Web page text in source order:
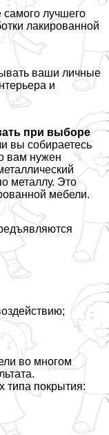
лучшего
лакированной
ваши личные
и
при выборе
вы собираетесь
вам нужен
металлу. Это
мебели.
во многом
типа покрытия: